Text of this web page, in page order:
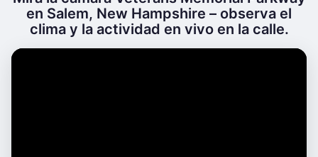
en Salem, New Hampshire – observa el
clima y la actividad en vivo en la calle.